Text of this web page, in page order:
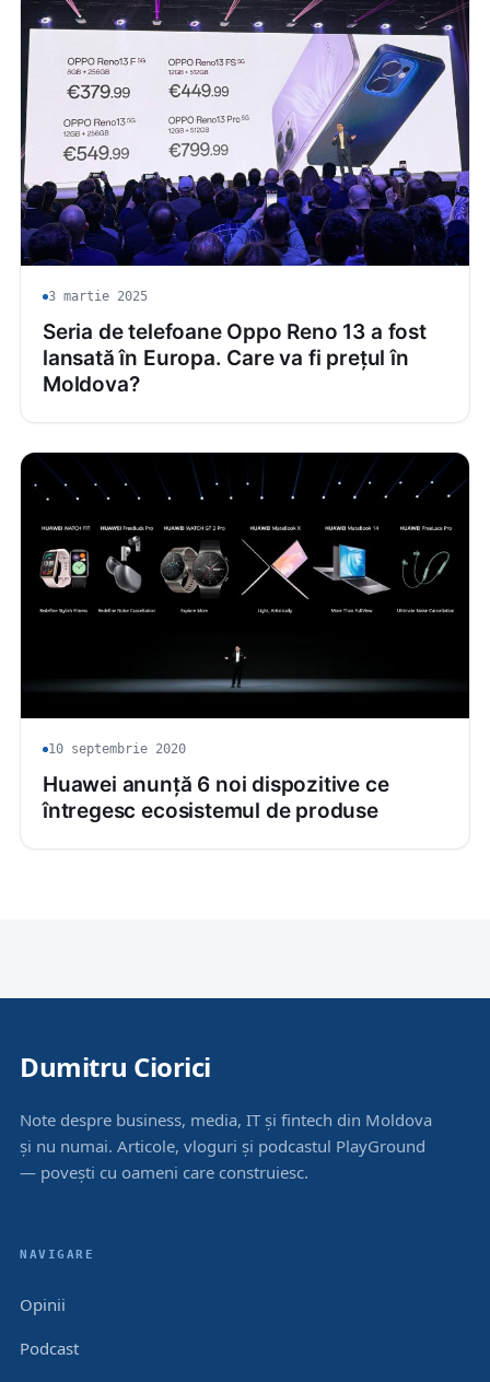
3 martie 2025
Seria de telefoane Oppo Reno 13 a fost
lansată în Europa. Care va fi prețul în
Moldova?
10 septembrie 2020
Huawei anunță 6 noi dispozitive ce
întregesc ecosistemul de produse
Dumitru Ciorici
Note despre business, media, IT și fintech din Moldova
și nu numai. Articole, vloguri și podcastul PlayGround
— povești cu oameni care construiesc.
NAVIGARE
Opinii
Podcast